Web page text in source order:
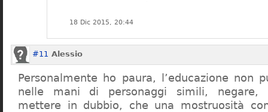
18 Dic 2015, 20:44
#11 Alessio
Personalmente ho paura, l’educazione non
nelle mani di personaggi simili, negare,
mettere in dubbio, che una mostruosità